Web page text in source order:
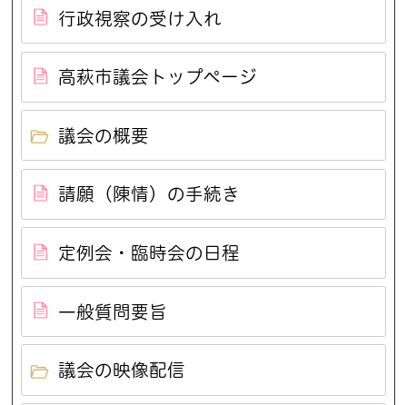
行政視察の受け入れ
高萩市議会トップページ
議会の概要
請願（陳情）の手続き
定例会・臨時会の日程
一般質問要旨
議会の映像配信